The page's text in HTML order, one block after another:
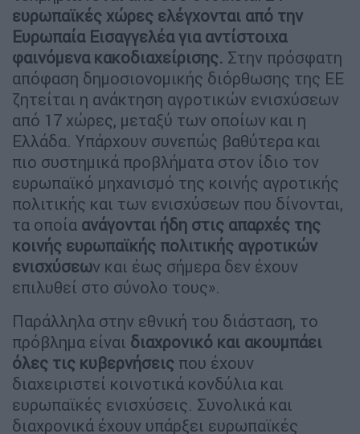
ευρωπαϊκές χώρες ελέγχονται από την
Ευρωπαία Εισαγγελέα για αντίστοιχα
φαινόμενα κακοδιαχείρισης. Στην πρόσφατη
απόφαση δημοσιονομικής διόρθωσης της ΕΕ
ζητείται η ανάκτηση αγροτικών ενισχύσεων
από 17 χώρες, μεταξύ των οποίων και η
Ελλάδα. Υπάρχουν συνεπώς βαθύτερα και
πιο συστημικά προβλήματα στον ίδιο τον
ευρωπαϊκό μηχανισμό της κοινής αγροτικής
πολιτικής και των ενισχύσεων που δίνονται,
τα οποία ανάγονται ήδη στις απαρχές της
κοινής ευρωπαϊκής πολιτικής αγροτικών
ενισχύσεων και έως σήμερα δεν έχουν
επιλυθεί στο σύνολο τους».
Παράλληλα στην εθνική του διάσταση, το
πρόβλημα είναι διαχρονικό και ακουμπάει
όλες τις κυβερνήσεις που έχουν
διαχειριστεί κοινοτικά κονδύλια και
ευρωπαϊκές ενισχύσεις. Συνολικά και
διαχρονικά έχουν υπάρξει ευρωπαϊκές